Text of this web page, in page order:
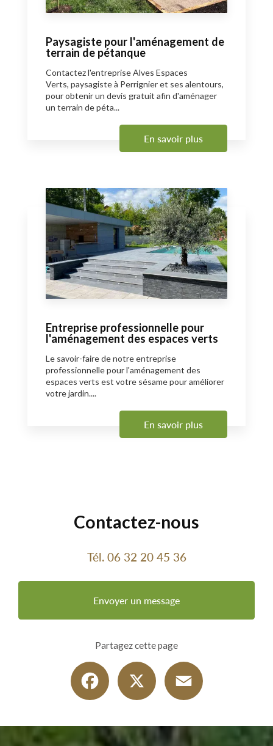
Paysagiste pour l'aménagement de
terrain de pétanque
Contactez l'entreprise Alves Espaces
Verts, paysagiste à Perrignier et ses alentours,
pour obtenir un devis gratuit afin d'aménager
un terrain de péta...
En savoir plus
Entreprise professionnelle pour
l'aménagement des espaces verts
Le savoir-faire de notre entreprise
professionnelle pour l'aménagement des
espaces verts est votre sésame pour améliorer
votre jardin....
En savoir plus
Contactez-nous
Tél. 06 32 20 45 36
Envoyer un message
Partagez cette page
Facebook